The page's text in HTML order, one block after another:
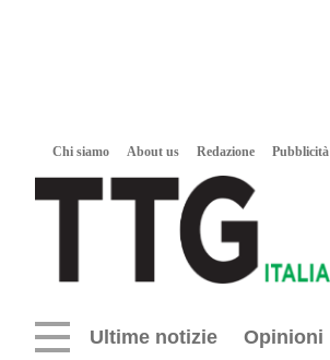
Chi siamo About us Redazione Pubblicità
Ultime notizie Opinioni